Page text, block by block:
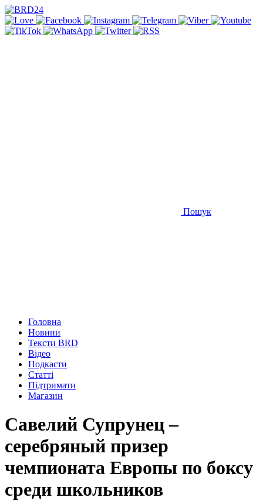
Пошук
Головна
Новини
Тексти BRD
Відео
Подкасти
Статті
Підтримати
Магазин
Савелий Супрунец –
серебряный призер
чемпионата Европы по боксу
среди школьников